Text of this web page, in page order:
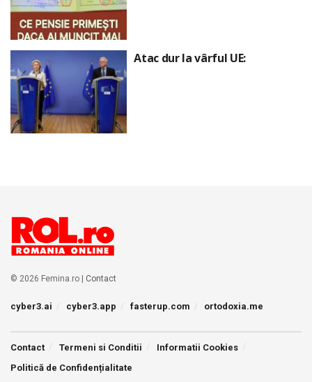
Atac dur la vârful UE:
© 2026 Femina.ro | Contact
cyber3.ai cyber3.app fasterup.com ortodoxia.me
Contact Termeni si Conditii
Informatii Cookies
Politică de Confidențialitate